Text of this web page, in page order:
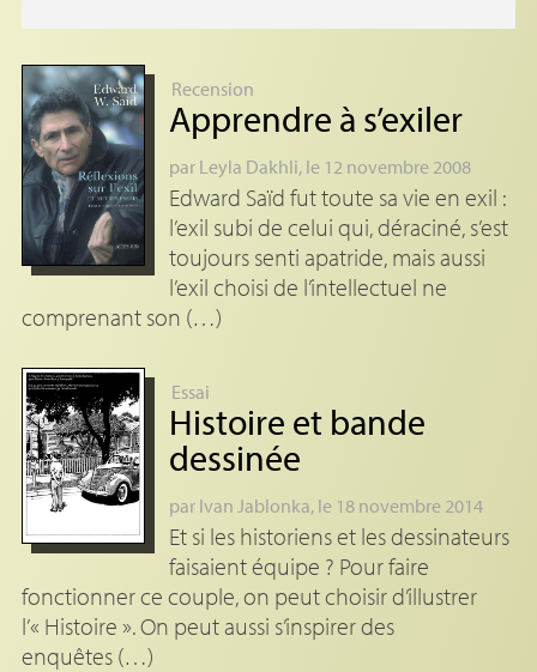
Recension
Apprendre à s’exiler
par Leyla Dakhli, le 12 novembre 2008
Edward Saïd fut toute sa vie en exil :
l’exil subi de celui qui, déraciné, s’est
toujours senti apatride, mais aussi
l’exil choisi de l’intellectuel ne
comprenant son (…)
Essai
Histoire et bande
dessinée
par Ivan Jablonka, le 18 novembre 2014
Et si les historiens et les dessinateurs
faisaient équipe ? Pour faire
fonctionner ce couple, on peut choisir d’illustrer
l’« Histoire ». On peut aussi s’inspirer des
enquêtes (…)